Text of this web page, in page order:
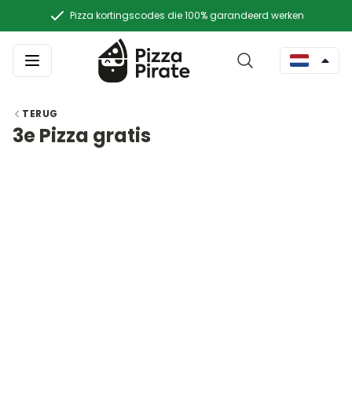
Pizza kortingscodes die 100% garandeerd werken
TERUG
3e Pizza gratis